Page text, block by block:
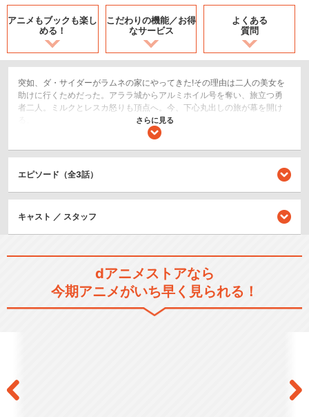
アニメもブックも楽し
める！
こだわりの機能／お得
なサービス
よくある
質問
突如、ダ・サイダーがラムネの家にやってきた!その理由は二人の美女を
助けに行くためだった。アララ城からアルミホイル号を奪い、旅立つ勇
者二人。ミルクとレスカ怒りも頂点へ。今、下心丸出しの旅が幕を開け
ロボット/メカ
シリーズ／関連のアニメ作品
VS騎士ラムネ&40 炎
さらに見る
エピソード（全3話）
キャスト ／ スタッフ
dアニメストアなら
今期アニメがいち早く見られる！